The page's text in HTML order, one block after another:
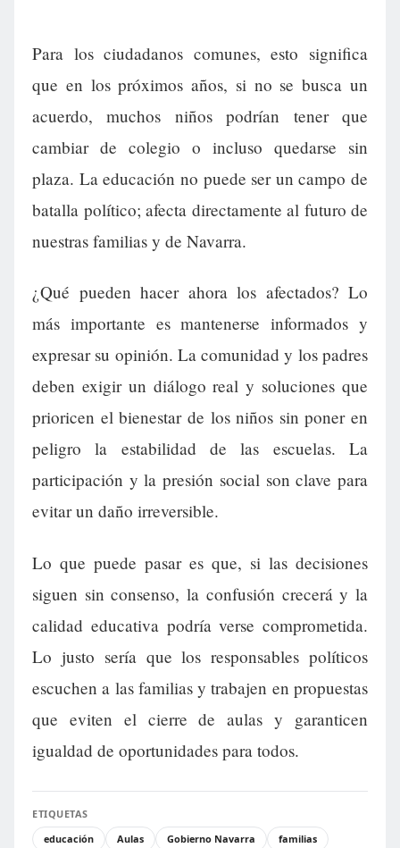
Para los ciudadanos comunes, esto significa
que en los próximos años, si no se busca un
acuerdo, muchos niños podrían tener que
cambiar de colegio o incluso quedarse sin
plaza. La educación no puede ser un campo de
batalla político; afecta directamente al futuro de
nuestras familias y de Navarra.
¿Qué pueden hacer ahora los afectados? Lo
más importante es mantenerse informados y
expresar su opinión. La comunidad y los padres
deben exigir un diálogo real y soluciones que
prioricen el bienestar de los niños sin poner en
peligro la estabilidad de las escuelas. La
participación y la presión social son clave para
evitar un daño irreversible.
Lo que puede pasar es que, si las decisiones
siguen sin consenso, la confusión crecerá y la
calidad educativa podría verse comprometida.
Lo justo sería que los responsables políticos
escuchen a las familias y trabajen en propuestas
que eviten el cierre de aulas y garanticen
igualdad de oportunidades para todos.
ETIQUETAS
educación
Aulas Gobierno Navarra
familias